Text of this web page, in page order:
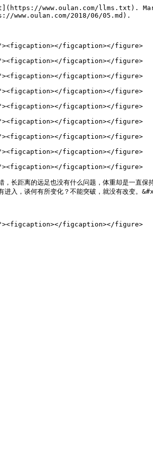
www.oulan.com/llms.txt).
2018/06/05.md).
figcaption></figure>
figcaption></figure>
figcaption></figure>
figcaption></figure>
figcaption></figure>
figcaption></figure>
figcaption></figure>
figcaption></figure>
figcaption></figure>
长距离的远足也没有什么问题，体重却是一直
进入，谈何有所变化？不能突破，就没有改变。